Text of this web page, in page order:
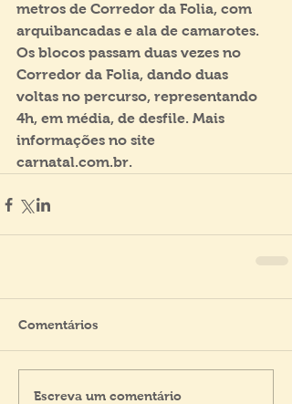
metros de Corredor da Folia, com
arquibancadas e ala de camarotes.
Os blocos passam duas vezes no
Corredor da Folia, dando duas
voltas no percurso, representando
4h, em média, de desfile. Mais
informações no site
carnatal.com.br.
Comentários
Escreva um comentário